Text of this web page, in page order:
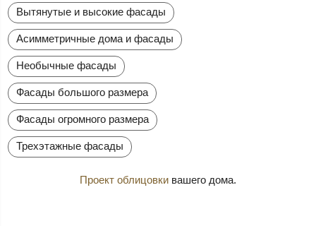
Вытянутые и высокие фасады
Асимметричные дома и фасады
Необычные фасады
Фасады большого размера
Фасады огромного размера
Трехэтажные фасады
Проект облицовки вашего дома.